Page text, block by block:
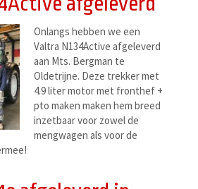
Onlangs hebben we een
Valtra N134Active afgeleverd
aan Mts. Bergman te
Oldetrijne. Deze trekker met
4.9 liter motor met fronthef +
pto maken maken hem breed
inzetbaar voor zowel de
mengwagen als voor de